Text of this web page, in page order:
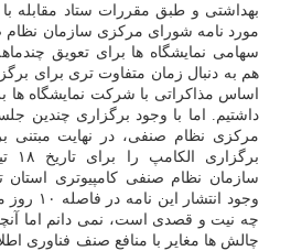
بهداشتی و طبق مقررات ستاد مقابله
مورد نامه شورای مرکزی سازمان
سهامی نمایشگاه ها برای تعویق
هم به دنبال زمان متفاوت تری برای
اساس مذاکراتی با شرکت نمایشگاه ها
داشتیم. اما با وجود برگزاری چندین
مرکزی نظام صنفی، در نهایت مبتنی
سازمان نظام صنفی کامپیوتری استان
وجود
چه نیت و قصدی است، نمی دانم اما
چالش ها مغایر با منافع صنف فناوری